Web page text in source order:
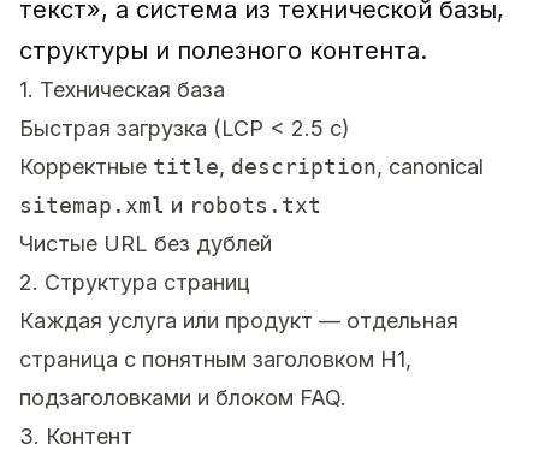
текст», а система из технической базы,
структуры и полезного контента.
1. Техническая база
Быстрая загрузка (LCP < 2.5 c)
Корректные title, description, canonical
sitemap.xml и robots.txt
Чистые URL без дублей
2. Структура страниц
Каждая услуга или продукт — отдельная
страница с понятным заголовком H1,
подзаголовками и блоком FAQ.
3. Контент